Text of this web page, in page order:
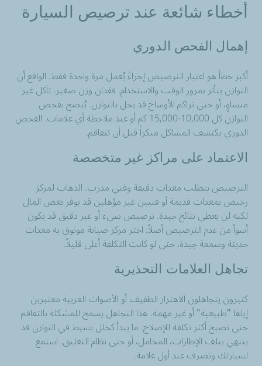
أخطاء شائعة عند ترصيص السيارة
إهمال الفحص الدوري
أكبر خطأ هو اعتبار الترصيص إجراءً يُعمل مرة واحدة فقط. الواقع أن
التوازن يتأثر بمرور الوقت والاستخدام. فقدان وزن صغير، تآكل غير
متساوٍ، أو حتى تراكم الأوساخ قد يخل بالتوازن. يُنصح بفحص
التوازن كل 10,000-15,000 كم أو عند ملاحظة أي علامات. الفحص
الدوري يكتشف المشاكل مبكراً قبل أن تتفاقم.
الاعتماد على مراكز غير متخصصة
الترصيص يتطلب معدات دقيقة وفني مدرب. الذهاب لمركز
رخيص بمعدات قديمة أو فنيين غير مؤهلين قد يوفر بعض المال
لكنه لن يعطي نتائج جيدة. ترصيص سيء أو غير دقيق قد يكون
أسوأ من عدم الترصيص أصلاً. اختر مركز صيانة موثوق به معدات
حديثة وسمعة جيدة، حتى لو كانت التكلفة أعلى قليلاً.
تجاهل العلامات التحذيرية
كثيرون يتجاهلون الاهتزاز الطفيف أو الأصوات الغريبة معتبرين
إياها "طبيعية" أو غير مهمة. هذا التجاهل يسمح للمشكلة بالتفاقم
حتى تصبح أكثر تكلفة للإصلاح. ما يبدأ كخلل بسيط في التوازن قد
ينتهي بتلف الإطارات، المحامل، أو حتى نظام التعليق. استمع
لسيارتك وتصرف عند أول علامة.